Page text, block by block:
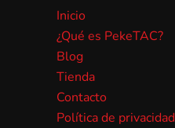
Inicio
¿Qué es PekeTAC?
Blog
Tienda
Contacto
Política de privacidad